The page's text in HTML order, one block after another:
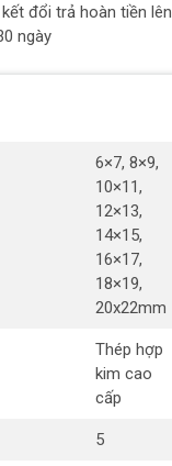
đổi trả hoàn tiền lên
ngày
6×7, 8×9,
10×11,
12×13,
14×15,
16×17,
18×19,
20x22mm
Thép hợp
kim cao
cấp
5